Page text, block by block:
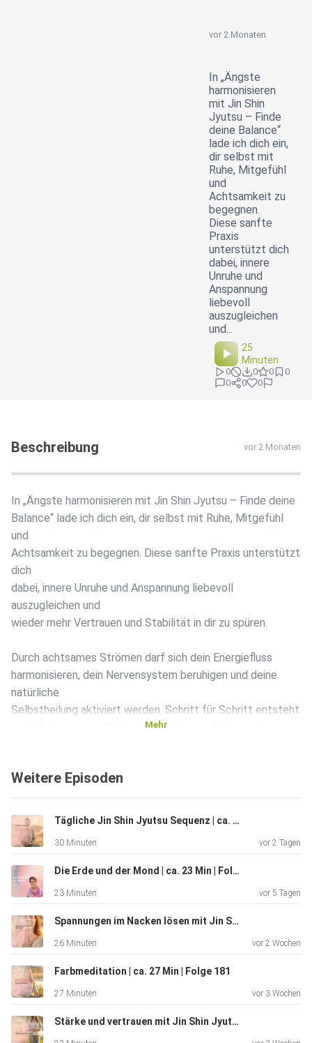
vor 2 Monaten
In „Ängste
harmonisieren
mit Jin Shin
Jyutsu – Finde
deine Balance“
lade ich dich ein,
dir selbst mit
Ruhe, Mitgefühl
und
Achtsamkeit zu
begegnen.
Diese sanfte
Praxis
unterstützt dich
dabei, innere
Unruhe und
Anspannung
liebevoll
auszugleichen
und...
25
Minuten
0 0 0
0
0
0 0
Beschreibung vor 2 Monaten
In „Ängste harmonisieren mit Jin Shin Jyutsu – Finde deine
Balance“ lade ich dich ein, dir selbst mit Ruhe, Mitgefühl
und
Achtsamkeit zu begegnen. Diese sanfte Praxis unterstützt
dich
dabei, innere Unruhe und Anspannung liebevoll
auszugleichen und
wieder mehr Vertrauen und Stabilität in dir zu spüren.
Durch achtsames Strömen darf sich dein Energiefluss
harmonisieren, dein Nervensystem beruhigen und deine
natürliche
Selbstheilung aktiviert werden. Schritt für Schritt entsteht
mehr Entspannung, Sicherheit und innere Ruhe, sodass
Eine wohltuende Auszeit, die dir hilft loszulassen, neue
schöpfen und deinen Schlaf zu verbessern.
Affirmation:
„Ich bin sicher, getragen und finde meine Balance in
mir.“
und teile
die Folge gerne mit Menschen, die sich nach Ruhe, Heilung
emotionaler Balance sehnen.
Deine Nicole
Mehr
Weitere Episoden
Tägliche Jin Shin Jyutsu Sequenz | ca. 30 Min | Folge 184
30 Minuten vor 2 Tagen
Die Erde und der Mond | ca. 23 Min | Folge 183
23 Minuten vor 5 Tagen
Spannungen im Nacken lösen mit Jin Shin Jyutsu | ca. 25 Min | Folge 182
26 Minuten vor 2 Wochen
Farbmeditation | ca. 27 Min | Folge 181
27 Minuten vor 3 Wochen
Stärke und vertrauen mit Jin Shin Jyutsu - ca. 23 Min - Folge 180-enhanced-v2